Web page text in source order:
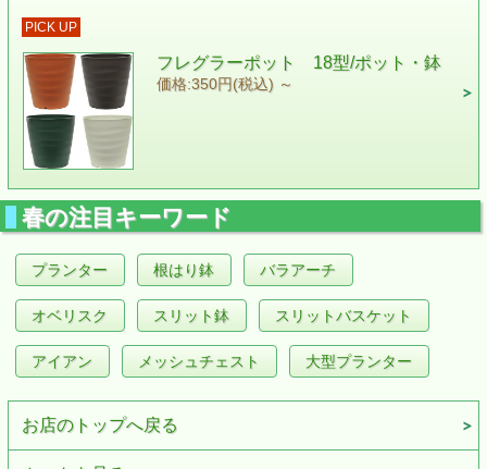
PICK UP
フレグラーポット 18型/ポット・鉢
価格:350円(税込) ～
春の注目キーワード
プランター 根はり鉢 バラアーチ
オベリスク スリット鉢 スリットバスケット
アイアン メッシュチェスト 大型プランター
お店のトップへ戻る